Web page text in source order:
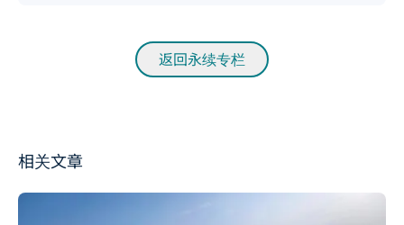
返回永续专栏
相关文章